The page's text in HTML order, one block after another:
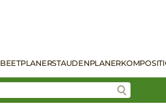
BEETPLANERSTAUDENPLANER